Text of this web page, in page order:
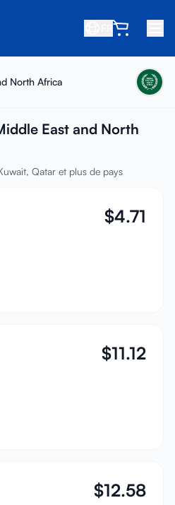
North Africa
East and North
Qatar et plus de pays
$4.71
$11.12
$12.58